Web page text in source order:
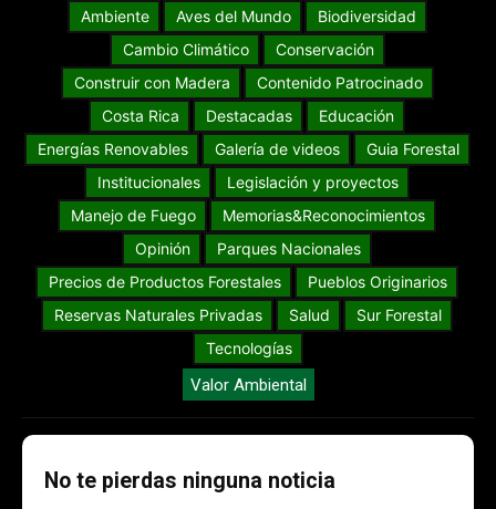
Ambiente
Aves del Mundo
Biodiversidad
Cambio Climático
Conservación
Construir con Madera
Contenido Patrocinado
Costa Rica
Destacadas
Educación
Energías Renovables
Galería de videos
Guia Forestal
Institucionales
Legislación y proyectos
Manejo de Fuego
Memorias&Reconocimientos
Opinión
Parques Nacionales
Precios de Productos Forestales
Pueblos Originarios
Reservas Naturales Privadas
Salud
Sur Forestal
Tecnologías
Valor Ambiental
No te pierdas ninguna noticia